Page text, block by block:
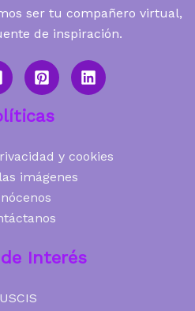
ser tu compañero virtual,
de inspiración.
y cookies
imágenes
Interés
USCIS